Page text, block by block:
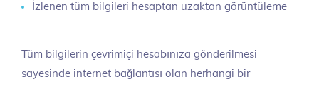
İzlenen tüm bilgileri hesaptan uzaktan görüntüleme
Tüm bilgilerin çevrimiçi hesabınıza gönderilmesi
sayesinde internet bağlantısı olan herhangi bir